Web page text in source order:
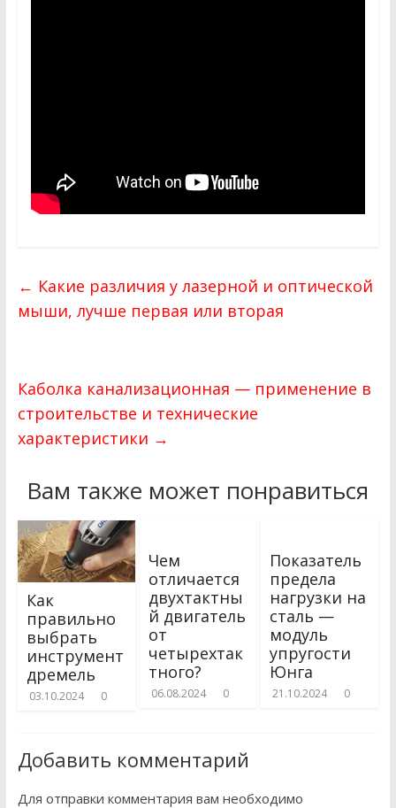
← Какие различия у лазерной и оптической
мыши, лучше первая или вторая
Каболка канализационная — применение в
строительстве и технические
характеристики →
Вам также может понравиться
Как
правильно
выбрать
инструмент
дремель
03.10.2024 0
Чем
отличается
двухтактны
й двигатель
от
четырехтак
тного?
06.08.2024 0
Показатель
предела
нагрузки на
сталь —
модуль
упругости
Юнга
21.10.2024 0
Добавить комментарий
Для отправки комментария вам необходимо